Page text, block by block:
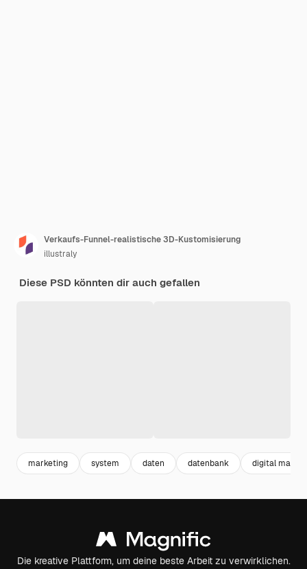
Verkaufs-Funnel-realistische 3D-Kustomisierung
illustraly
Diese PSD könnten dir auch gefallen
marketing system daten datenbank digital
Die kreative Plattform, um deine beste Arbeit zu verwirklichen.